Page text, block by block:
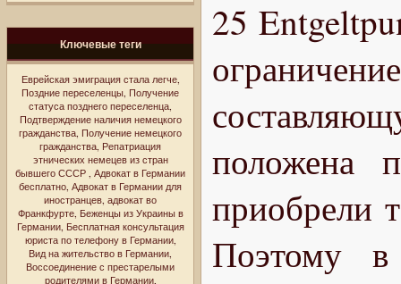
Ключевые теги
Еврейская эмиграция стала легче,
Поздние переселенцы, Получение
статуса позднего переселенца,
Подтверждение наличия немецкого
гражданства, Получение немецкого
гражданства, Репатриация
этнических немецев из стран
бывшего СССР , Адвокат в Германии
бесплатно, Адвокат в Германии для
иностранцев, адвокат во
Франкфурте, Беженцы из Украины в
Германии, Бесплатная консультация
юриста по телефону в Германии,
Вид на жительство в Германии,
Воссоединение с престарелыми
родителями в Германии,
25
положена
приобрели
Поэтому в